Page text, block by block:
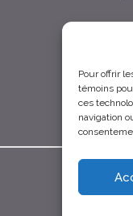
Pour offrir
témoins
ces
navigation